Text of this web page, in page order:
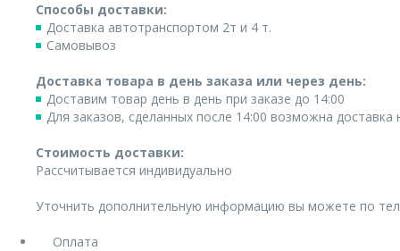
Способы доставки:
Доставка автотранспортом 2т и 4 т.
Самовывоз
Доставка товара в день заказа или через день:
Доставим товар день в день при заказе до 14:00
Для заказов, сделанных после 14:00 возможна
Стоимость доставки:
Рассчитывается индивидуально
Уточнить дополнительную информацию вы можете по
Оплата